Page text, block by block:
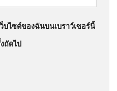
ปกครองกลางสั่งทุเลา
ก้อนไฟว์’ ใจสลาย ยังคาใจ
อัพเดทข่าว
คนที่เป็นโรค
บไซต์ของฉันบนเบราว์เซอร์นี้
ถัดไป